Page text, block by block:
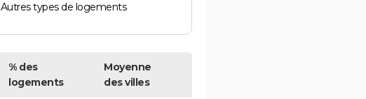
Autres types de logements
% des
logements
Moyenne
des villes